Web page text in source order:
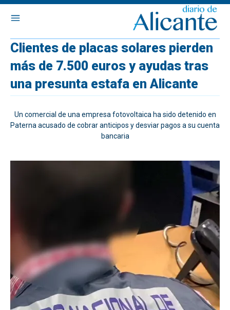
Clientes de placas solares pierden
más de 7.500 euros y ayudas tras
una presunta estafa en Alicante
Un comercial de una empresa fotovoltaica ha sido detenido en
Paterna acusado de cobrar anticipos y desviar pagos a su cuenta
bancaria